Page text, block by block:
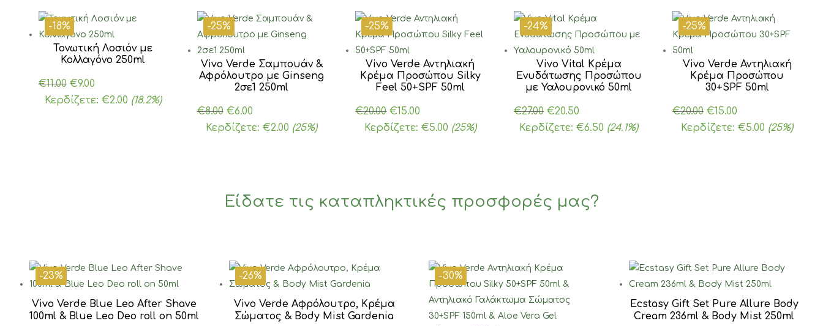
-18%
Τονωτική Λοσιόν με
Κολλαγόνο 250ml
€11.00 Original
price
€9.00Η
τρέχουσα
Κερδίζετε: €2.00 (18.2%)
-25%
Vivo Verde Σαμπουάν &
Αφρόλουτρο με Ginseng
2σε1 250ml
€8.00 Original
price
€6.00Η
τρέχουσα
Κερδίζετε:€2.00 (25%)
-25%
Vivo Verde Αντηλιακή
Κρέμα Προσώπου Silky
Feel 50+SPF 50ml
€20.00 Original
price
€15.00
τρέχουσα
Κερδίζετε: €5.00 (25%)
-24%
Vivo Vital Κρέμα
Ενυδάτωσης Προσώπου
με Υαλουρονικό 50ml
€27.00 Original
price
€20.50
τρέχουσα
Κερδίζετε:€6.50 (24.1%)
-25%
Vivo Verde Αντηλιακή
Κρέμα Προσώπου
30+SPF 50ml
€20.00 Original
price
€15.00
τρέχουσα
Κερδίζετε:€5.00 (25%)
Είδατε τις καταπληκτικές προσφορές μας?
-23%
Vivo Verde Blue Leo After Shave
100ml & Blue Leo Deo roll on 50ml
-26%
Vivo Verde Αφρόλουτρο, Κρέμα
Σώματος & Body Mist Gardenia
-30%
Ecstasy Gift Set Pure Allure Body
Cream 236ml & Body Mist 250ml